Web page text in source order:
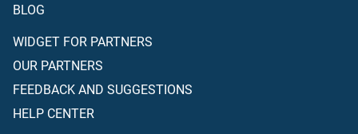
BLOG
WIDGET FOR PARTNERS
OUR PARTNERS
FEEDBACK AND SUGGESTIONS
HELP CENTER